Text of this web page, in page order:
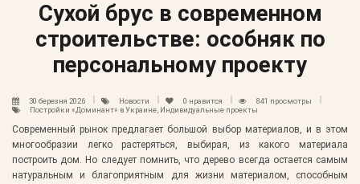
Сухой брус в современном
строительстве: особняк по
персональному проекту
30 березня 2026 Новости 0 нравится
841 просмотры
Постройки «Доминант» в Украине, Индивидуальные проекты
Современный рынок предлагает большой выбор материалов, и в этом
многообразии легко растеряться, выбирая, из какого материала
построить дом. Но следует помнить, что дерево всегда остается самым
натуральным и благоприятным для жизни материалом, способным